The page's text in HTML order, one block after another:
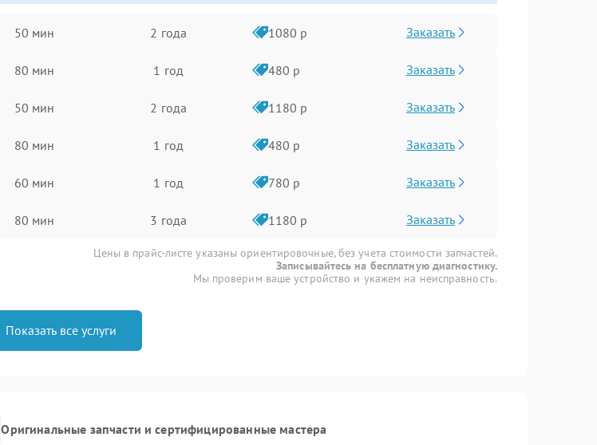
50 мин 2 года 1080 р Заказать
80 мин 1 год 480 р Заказать
50 мин 2 года 1180 р Заказать
80 мин 1 год 480 р Заказать
60 мин 1 год 780 р Заказать
80 мин 3 года 1180 р Заказать
Цены в прайс-листе указаны ориентировочные, без учета стоимости запчастей.
Записывайтесь на бесплатную диагностику.
Мы проверим ваше устройство и укажем на неисправность.
Показать все услуги
Оригинальные запчасти и сертифицированные мастера